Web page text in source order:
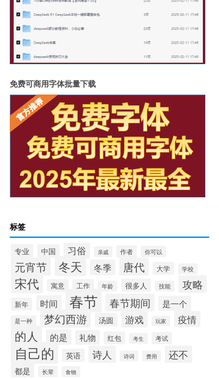
免费可商用字体批量下载
标签
专业 中国 习俗 亲戚 作者 你可以
元宵节 冬天 冬季 唐代 大学 学校
宋代 寓意 工作 年龄 很多人 技能 攻略
新年 时间 春节 春节期间 是一个
是一种 梦幻西游 汤圆 游戏 玩家 疫情
的人 的是 礼物 红包 考生 考试
自己的 英语 诗人 诗词 费用 还不
都是 长辈 食物